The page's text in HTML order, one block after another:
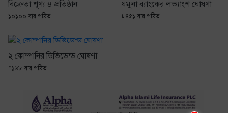
বিক্রেতা শূণ্য ৪ প্রতিষ্ঠান
১০১০০ বার পঠিত
যমুনা ব্যাংকের লভ্যাংশ ঘোষণা
৮৪৫১ বার পঠিত
২ কোম্পানির ডিভিডেন্ড ঘোষণা
৭১৬৮ বার পঠিত